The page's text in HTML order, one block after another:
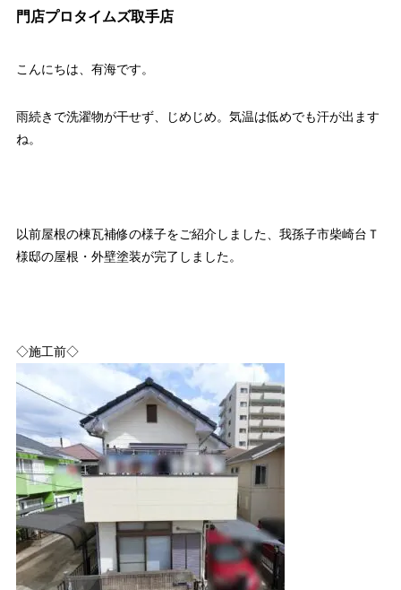
門店プロタイムズ取手店
こんにちは、有海です。
雨続きで洗濯物が干せず、じめじめ。気温は低めでも汗が出ます
ね。
以前屋根の棟瓦補修の様子をご紹介しました、我孫子市柴崎台Ｔ
様邸の屋根・外壁塗装が完了しました。
◇施工前◇